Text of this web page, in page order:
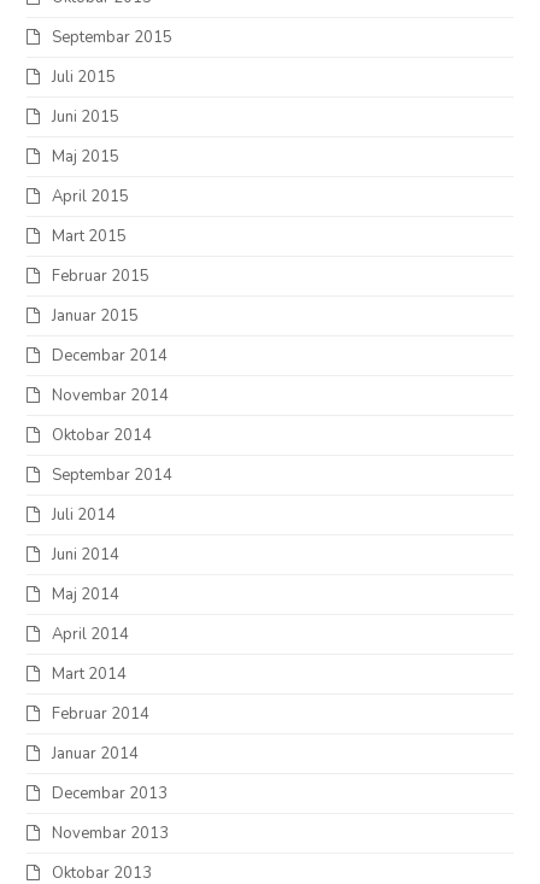
Septembar 2015
Juli 2015
Juni 2015
Maj 2015
April 2015
Mart 2015
Februar 2015
Januar 2015
Decembar 2014
Novembar 2014
Oktobar 2014
Septembar 2014
Juli 2014
Juni 2014
Maj 2014
April 2014
Mart 2014
Februar 2014
Januar 2014
Decembar 2013
Novembar 2013
Oktobar 2013